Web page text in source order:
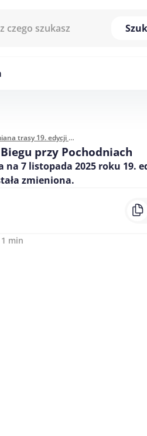
Zmiana trasy 19. edycji Biegu przy Pochodniach
przy Pochodniach
na 7 listopada 2025 roku 19.
zmieniona.
min